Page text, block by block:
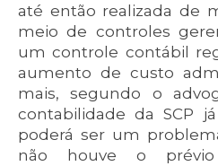
até então realizada de
meio de controles
um controle contábil
aumento de custo
mais, segundo o
contabilidade da SCP
poderá ser um
não houve o prévio